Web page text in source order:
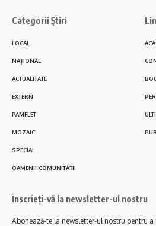
Categorii Știri
LOCAL
NAȚIONAL
ACTUALITATE
EXTERN
PAMFLET
MOZAIC
SPECIAL
OAMENII COMUNITĂȚII
Înscrieți-vă la newsletter-ul nostru
Abonează-te la newsletter-ul nostru pentru